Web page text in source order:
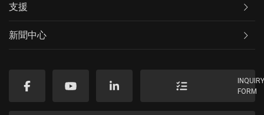
支援
新聞中心
FORM